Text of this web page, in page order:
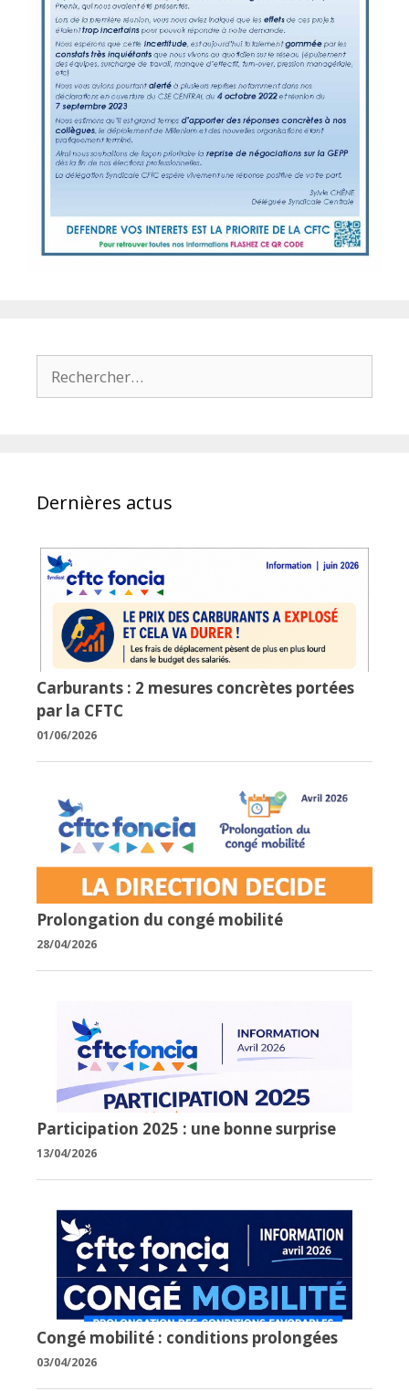
Dernières actus
Carburants : 2 mesures concrètes portées
par la CFTC
01/06/2026
Prolongation du congé mobilité
28/04/2026
Participation 2025 : une bonne surprise
13/04/2026
Congé mobilité : conditions prolongées
03/04/2026